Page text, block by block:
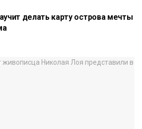
делать карту острова мечты